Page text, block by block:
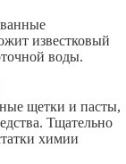
известковый
воды.
щетки и пасты,
Тщательно
химии